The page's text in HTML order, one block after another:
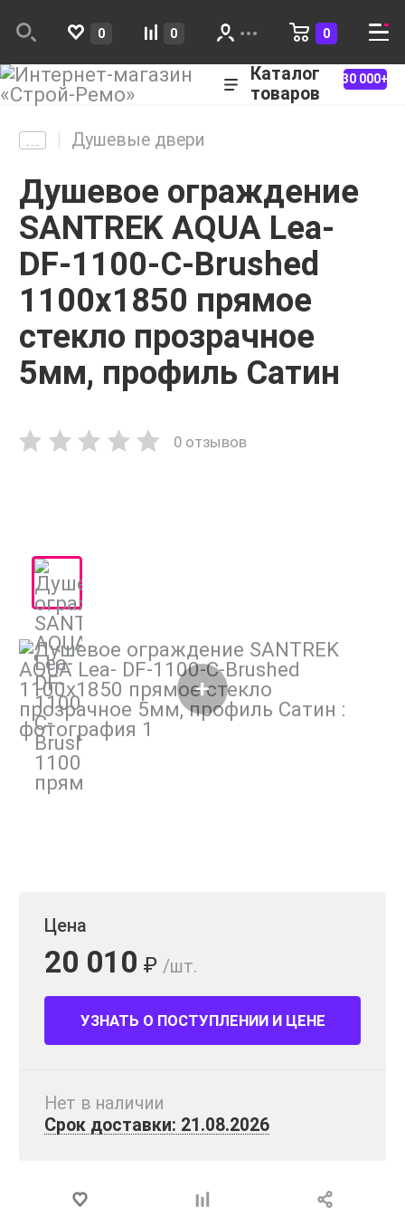
0 0 0
Каталог
товаров
30 000+
Душевые двери
Душевое ограждение
SANTREK AQUA Lea-
DF-1100-C-Brushed
1100х1850 прямое
стекло прозрачное
5мм, профиль Сатин
0 отзывов
Цена
20 010 ₽ /шт.
УЗНАТЬ О ПОСТУПЛЕНИИ И ЦЕНЕ
Нет в наличии
Срок доставки: 21.08.2026